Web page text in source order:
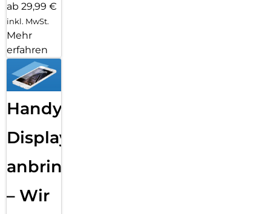
ab 29,99 €
inkl. MwSt.
Mehr
erfahren
Handy
Displayfolie
anbringen
– Wir